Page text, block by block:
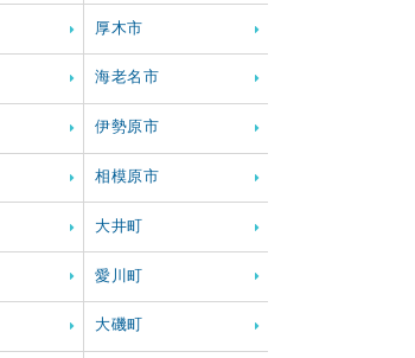
厚木市
海老名市
伊勢原市
相模原市
大井町
愛川町
大磯町